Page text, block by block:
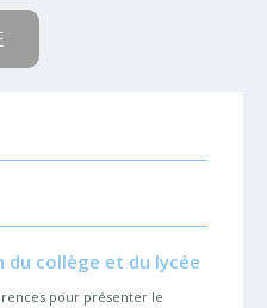
collège et du lycée
pour présenter le